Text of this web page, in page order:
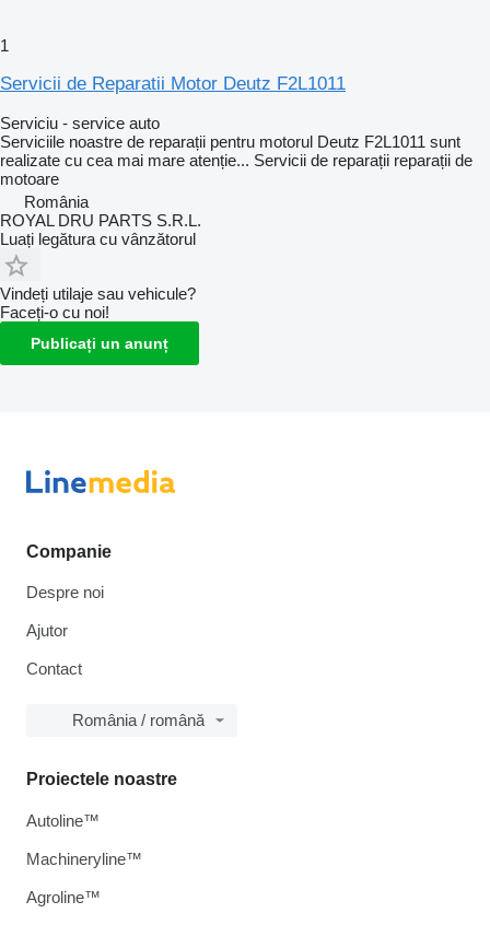
1
Servicii de Reparatii Motor Deutz F2L1011
Serviciu - service auto
Serviciile noastre de reparații pentru motorul Deutz F2L1011 sunt
realizate cu cea mai mare atenție... Servicii de reparații reparații de
motoare
România
ROYAL DRU PARTS S.R.L.
Luați legătura cu vânzătorul
Vindeți utilaje sau vehicule?
Faceți-o cu noi!
Publicați un anunț
Companie
Despre noi
Ajutor
Contact
România / română
Proiectele noastre
Autoline™
Machineryline™
Agroline™